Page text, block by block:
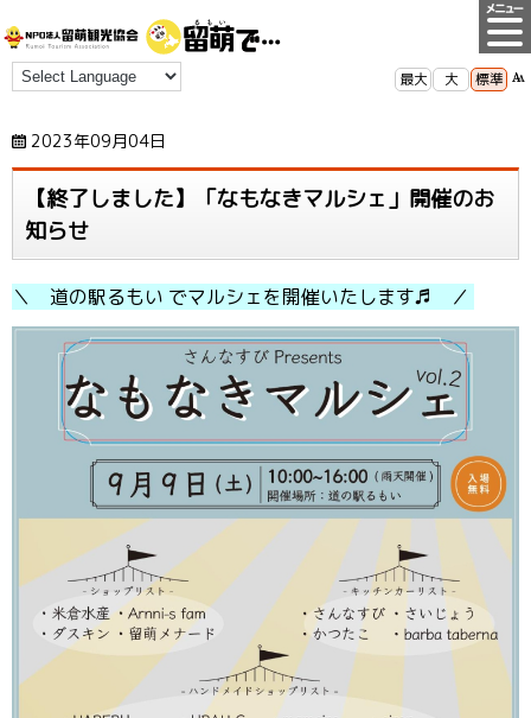
標準
大
最大
2023年09月04日
【終了しました】「なもなきマルシェ」開催のお
知らせ
＼ 道の駅るもい でマルシェを開催いたします♬ ／